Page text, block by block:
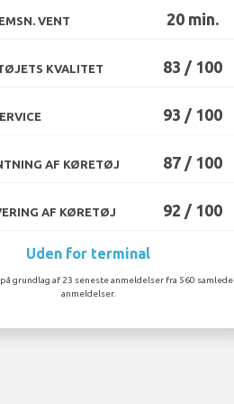
VENT 20 min.
KVALITET 83 / 100
93 / 100
AF KØRETØJ 87 / 100
AF KØRETØJ 92 / 100
Uden for terminal
grundlag af 23 seneste anmeldelser fra 560 samlede
anmeldelser.